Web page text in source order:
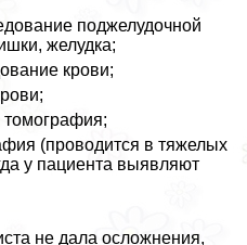
поджелудочной
желудка;
крови;
томография;
(проводится в тяжелых
у пациента выявляют
не дала осложнения,